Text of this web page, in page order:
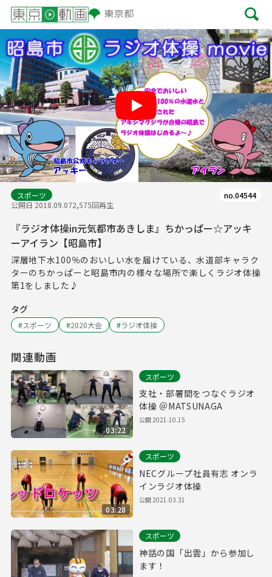
Play
スポーツ
公開日 2018.09.072,575回再生
no.04544
『ラジオ体操in元気都市あきしま』ちかっぱー☆アッキ
ーアイラン【昭島市】
深層地下水100％のおいしい水を届けている、水道部キャラク
ターのちかっぱーと昭島市内の様々な場所で楽しくラジオ体操
第1をしました♪
タグ
#スポーツ #2020大会 #ラジオ体操
関連動画
03:22
スポーツ
支社・部署間をつなぐラジオ
体操 ＠MATSUNAGA
公開2021.10.15
03:28
スポーツ
NECグループ社員有志 オンラ
インラジオ体操
公開2021.03.31
スポーツ
神話の国「出雲」から参加し
ます！